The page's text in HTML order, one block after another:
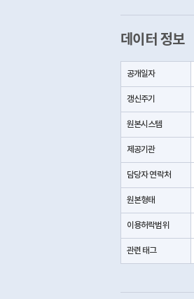
데이터 정보
공개일자
갱신주기
원본시스템
제공기관
담당자 연락처
원본형태
이용허락범위
관련 태그